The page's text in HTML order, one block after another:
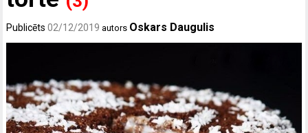
Publicēts02/12/2019 autors Oskars Daugulis